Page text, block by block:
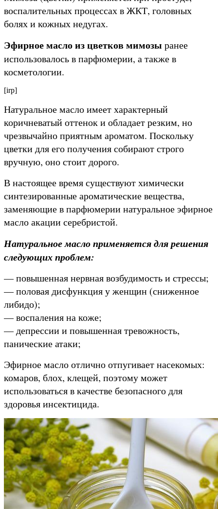
воспалительных процессах в ЖКТ, головных
болях и кожных недугах.
Эфирное масло из цветков мимозы ранее
использовалось в парфюмерии, а также в
косметологии.
[irp]
Натуральное масло имеет характерный
коричневатый оттенок и обладает резким, но
чрезвычайно приятным ароматом. Поскольку
цветки для его получения собирают строго
вручную, оно стоит дорого.
В настоящее время существуют химически
синтезированные ароматические вещества,
заменяющие в парфюмерии натуральное эфирное
масло акации серебристой.
Натуральное масло применяется для решения
следующих проблем:
— повышенная нервная возбудимость и стрессы;
— половая дисфункция у женщин (сниженное
либидо);
— воспаления на коже;
— депрессии и повышенная тревожность,
панические атаки;
Эфирное масло отлично отпугивает насекомых:
комаров, блох, клещей, поэтому может
использоваться в качестве безопасного для
здоровья инсектицида.